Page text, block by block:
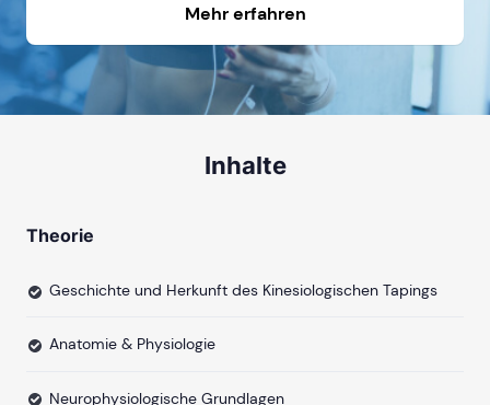
Mehr erfahren
Inhalte
Theorie
Geschichte und Herkunft des Kinesiologischen Tapings
Anatomie & Physiologie
Neurophysiologische Grundlagen